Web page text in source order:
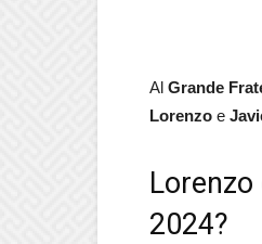
Al Grande
Lorenzo e
2024?